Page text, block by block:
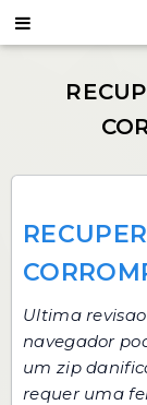
Ultima
navegador
um zip
requer uma